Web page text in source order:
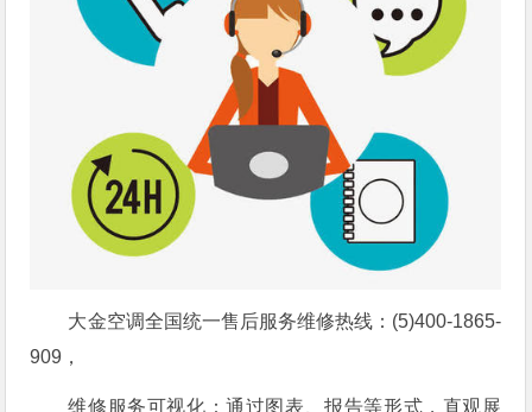
大金空调全国统一售后服务维修热线：(5)400-1865-
909，
维修服务可视化：通过图表、报告等形式，直观展